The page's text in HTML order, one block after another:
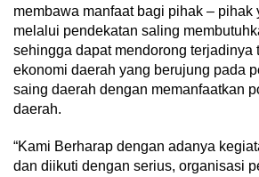
membawa manfaat bagi pihak – pihak
melalui pendekatan saling
sehingga dapat mendorong terjadinya
ekonomi daerah yang berujung pada
saing daerah dengan memanfaatkan
daerah.
“Kami Berharap dengan adanya
dan diikuti dengan serius, organisasi